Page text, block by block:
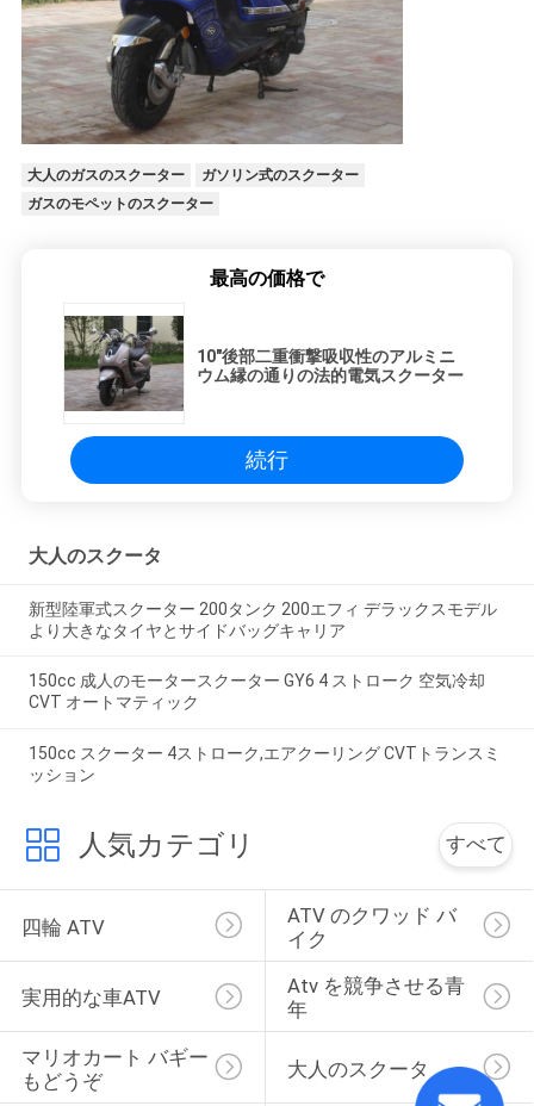
大人のガスのスクーター
ガソリン式のスクーター
ガスのモペットのスクーター
最高の価格で
10"後部二重衝撃吸収性のアルミニ
ウム縁の通りの法的電気スクーター
続行
大人のスクータ
新型陸軍式スクーター 200タンク 200エフィ デラックスモデル
より大きなタイヤとサイドバッグキャリア
150cc 成人のモータースクーター GY6 4 ストローク 空気冷却
CVT オートマティック
150cc スクーター 4ストローク,エアクーリング CVTトランスミ
ッション
人気カテゴリ すべて
四輪 ATV
ATV のクワッド バ
イク
実用的な車ATV
Atv を競争させる青
年
マリオカート バギー
もどうぞ
大人のスクータ